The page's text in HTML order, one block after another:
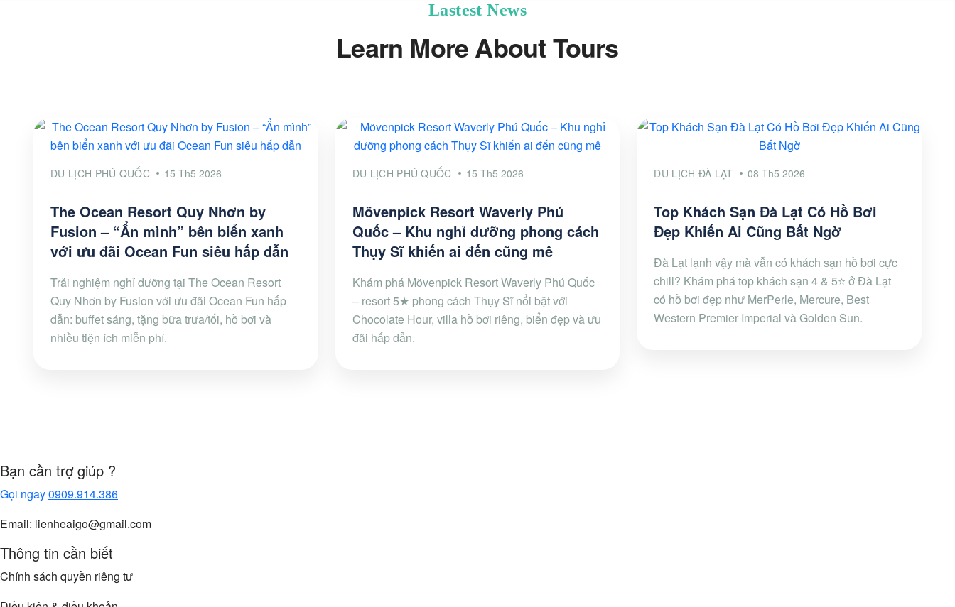
Lastest News
Learn More About Tours
DU LỊCH PHÚ QUỐC 15 Th5 2026
The Ocean Resort Quy Nhơn by
Fusion – “Ẩn mình” bên biển xanh
với ưu đãi Ocean Fun siêu hấp dẫn
Trải nghiệm nghỉ dưỡng tại The Ocean Resort
Quy Nhơn by Fusion với ưu đãi Ocean Fun hấp
dẫn: buffet sáng, tặng bữa trưa/tối, hồ bơi và
nhiều tiện ích miễn phí.
DU LỊCH PHÚ QUỐC 15 Th5 2026
Mövenpick Resort Waverly Phú
Quốc – Khu nghỉ dưỡng phong cách
Thụy Sĩ khiến ai đến cũng mê
Khám phá Mövenpick Resort Waverly Phú Quốc
– resort 5★ phong cách Thụy Sĩ nổi bật với
Chocolate Hour, villa hồ bơi riêng, biển đẹp và ưu
đãi hấp dẫn.
DU LỊCH ĐÀ LẠT 08 Th5 2026
Top Khách Sạn Đà Lạt Có Hồ Bơi
Đẹp Khiến Ai Cũng Bất Ngờ
Đà Lạt lạnh vậy mà vẫn có khách sạn hồ bơi cực
chill? Khám phá top khách sạn 4 & 5⭐ ở Đà Lạt
có hồ bơi đẹp như MerPerle, Mercure, Best
Western Premier Imperial và Golden Sun.
Bạn cần trợ giúp ?
Gọi ngay0909.914.386
Email: lienheaigo@gmail.com
Thông tin cần biết
Chính sách quyền riêng tư